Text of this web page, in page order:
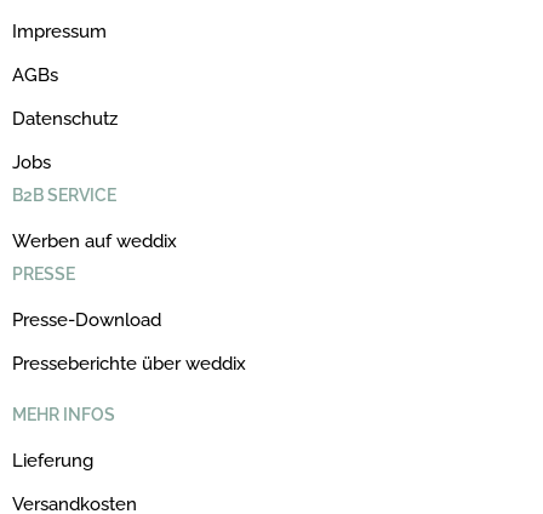
Impressum
AGBs
Datenschutz
Jobs
B2B SERVICE
Werben auf weddix
PRESSE
Presse-Download
Presseberichte über weddix
MEHR INFOS
Lieferung
Versandkosten